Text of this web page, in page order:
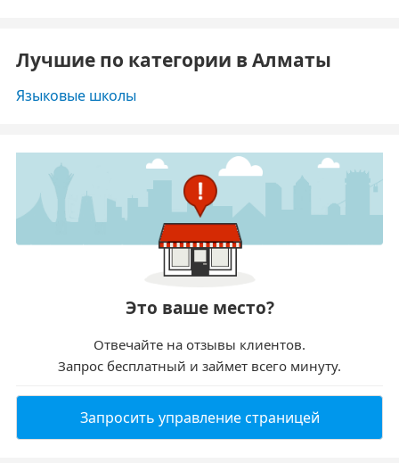
Лучшие по категории в Алматы
Языковые школы
Это ваше место?
Отвечайте на отзывы клиентов.
Запрос бесплатный и займет всего минуту.
Запросить управление страницей